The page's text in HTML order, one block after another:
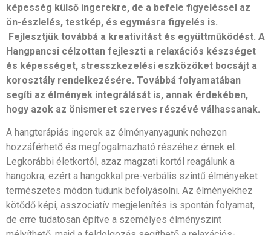
képesség külső ingerekre, de a befele figyeléssel az
ön-észlelés, testkép, és egymásra figyelés is.
Fejlesztjük továbbá a kreativitást és együttműködést. A
Hangpancsi célzottan fejleszti a relaxációs készséget
és képességet, stresszkezelési eszközöket bocsájt a
korosztály rendelkezésére. Továbbá folyamatában
segíti az élmények integrálását is, annak érdekében,
hogy azok az önismeret szerves részévé válhassanak.
A hangterápiás ingerek az élményanyagunk nehezen
hozzáférhető és megfogalmazható részéhez érnek el.
Legkorábbi életkortól, azaz magzati kortól reagálunk a
hangokra, ezért a hangokkal pre-verbális szintű élményeket
természetes módon tudunk befolyásolni. Az élményekhez
kötődő képi, asszociatív megjelenítés is spontán folyamat,
de erre tudatosan építve a személyes élményszint